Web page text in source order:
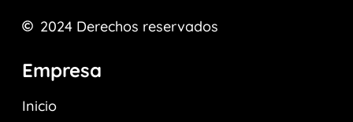
2024 Derechos reservados
Empresa
Inicio